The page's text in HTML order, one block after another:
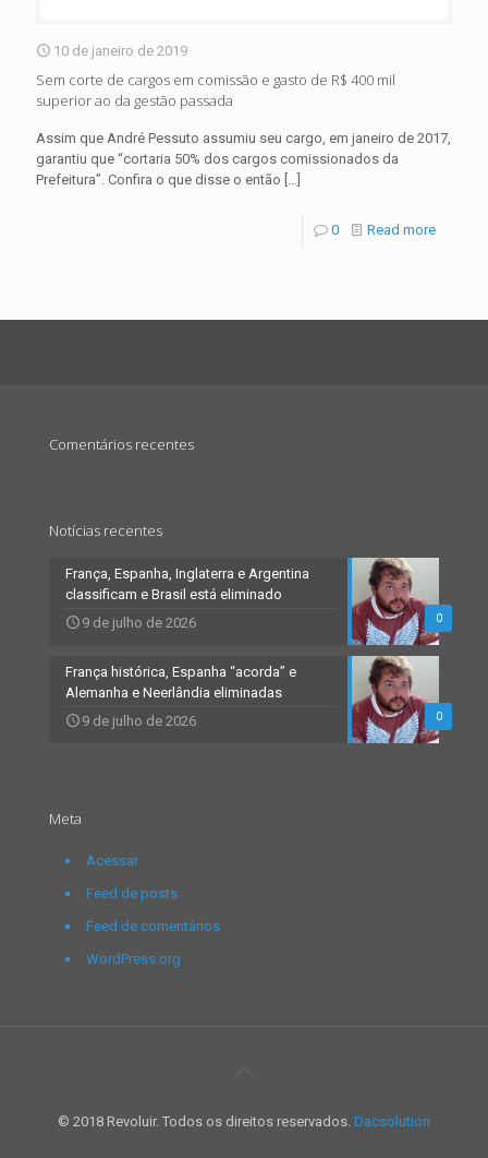
10 de janeiro de 2019
Sem corte de cargos em comissão e gasto de R$ 400 mil
superior ao da gestão passada
Assim que André Pessuto assumiu seu cargo, em janeiro de 2017,
garantiu que “cortaria 50% dos cargos comissionados da
Prefeitura”. Confira o que disse o então
0 Read more
Comentários recentes
Notícias recentes
0
França, Espanha, Inglaterra e Argentina
classificam e Brasil está eliminado
9 de julho de 2026
0
França histórica, Espanha “acorda” e
Alemanha e Neerlândia eliminadas
9 de julho de 2026
Meta
Acessar
Feed de posts
Feed de comentários
WordPress.org
© 2018 Revoluir. Todos os direitos reservados. Dacsolution